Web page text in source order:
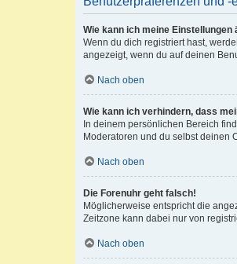
Wie kann ich meine Einstellungen
Wenn du dich registriert hast,
angezeigt, wenn du auf deinen
Nach oben
Wie kann ich verhindern, dass
In deinem persönlichen Bereich
Moderatoren und du selbst deinen
Nach oben
Die Forenuhr geht falsch!
Möglicherweise entspricht die
Zeitzone kann dabei nur von
Nach oben